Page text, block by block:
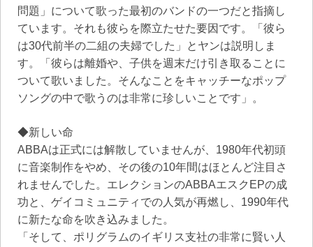
問題」について歌った最初のバンドの一つだと指摘し
ています。それも彼らを際立たせた要因です。「彼ら
は30代前半の二組の夫婦でした」とヤンは説明しま
す。「彼らは離婚や、子供を週末だけ引き取ることに
ついて歌いました。そんなことをキャッチーなポップ
ソングの中で歌うのは非常に珍しいことです」。
◆新しい命
ABBAは正式には解散していませんが、1980年代初頭
に音楽制作をやめ、その後の10年間はほとんど注目さ
れませんでした。エレクションのABBAエスクEPの成
功と、ゲイコミュニティでの人気が再燃し、1990年代
に新たな命を吹き込みました。
「そして、ポリグラムのイギリス支社の非常に賢い人